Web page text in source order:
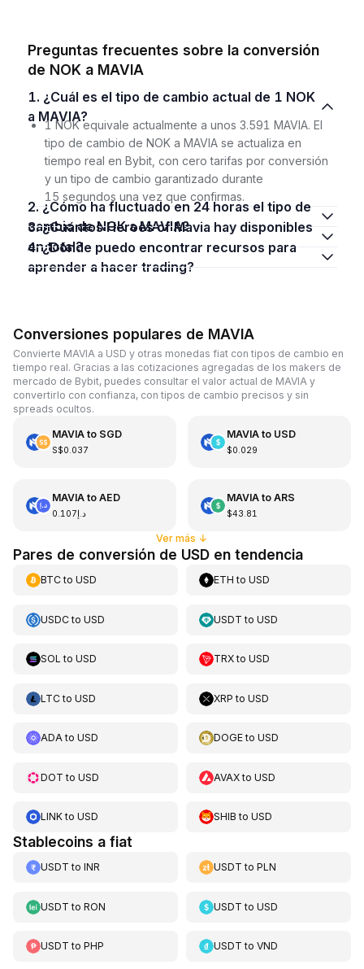
Preguntas frecuentes sobre la conversión
de NOK a MAVIA
1. ¿Cuál es el tipo de cambio actual de 1 NOK
a MAVIA?
1 NOK equivale actualmente a unos 3.591 MAVIA. El
tipo de cambio de NOK a MAVIA se actualiza en
tiempo real en Bybit, con cero tarifas por conversión
y un tipo de cambio garantizado durante
15 segundos una vez que confirmas.
2. ¿Cómo ha fluctuado en 24 horas el tipo de
cambio de NOK a MAVIA?
3. ¿Cuántos Heroes of Mavia hay disponibles
en total?
4. ¿Dónde puedo encontrar recursos para
aprender a hacer trading?
Conversiones populares de MAVIA
Convierte MAVIA a USD y otras monedas fiat con tipos de cambio en
tiempo real. Gracias a las cotizaciones agregadas de los makers de
mercado de Bybit, puedes consultar el valor actual de MAVIA y
convertirlo con confianza, con tipos de cambio precisos y sin
spreads ocultos.
MAVIAto SGD
S$0.037
MAVIAto USD
$0.029
MAVIAto AED
د.إ0.107
MAVIAto ARS
$43.81
Ver más ↓
Pares de conversión de USD en tendencia
BTCto USD ETH toUSD
USDCto USD USDT toUSD
SOL to USD TRXtoUSD
LTCto USD XRP toUSD
ADAto USD DOGEtoUSD
DOT to USD AVAXtoUSD
LINKto USD SHIB toUSD
Stablecoins a fiat
USDT to INR USDT toPLN
USDT to RON USDT toUSD
USDT to PHP USDT toVND